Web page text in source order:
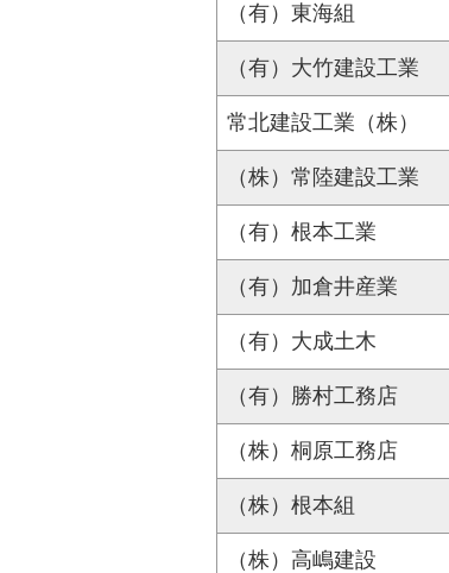
（有）東海組
（有）大竹建設工業
常北建設工業（株）
（株）常陸建設工業
（有）根本工業
（有）加倉井産業
（有）大成土木
（有）勝村工務店
（株）桐原工務店
（株）根本組
（株）高嶋建設